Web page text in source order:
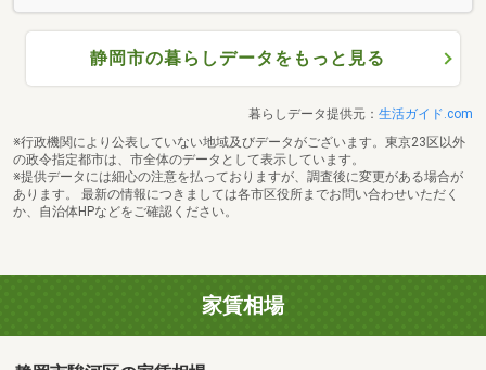
静岡市の暮らしデータをもっと見る
暮らしデータ提供元： 生活ガイド.com
※行政機関により公表していない地域及びデータがございます。東京23区以外
の政令指定都市は、市全体のデータとして表示しています。
※提供データには細心の注意を払っておりますが、調査後に変更がある場合が
あります。 最新の情報につきましては各市区役所までお問い合わせいただく
か、自治体HPなどをご確認ください。
家賃相場